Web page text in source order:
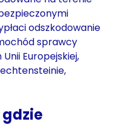
odszkodowanie
sprawcy
Europejskiej,